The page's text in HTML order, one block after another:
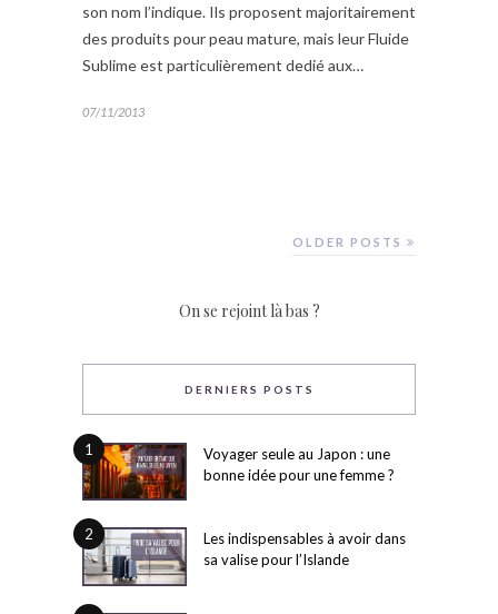
son nom l’indique. Ils proposent majoritairement
des produits pour peau mature, mais leur Fluide
Sublime est particulièrement dedié aux…
07/11/2013
OLDER POSTS
On se rejoint là bas ?
DERNIERS POSTS
1
Voyager seule au Japon : une
bonne idée pour une femme ?
2
Les indispensables à avoir dans
sa valise pour l’Islande